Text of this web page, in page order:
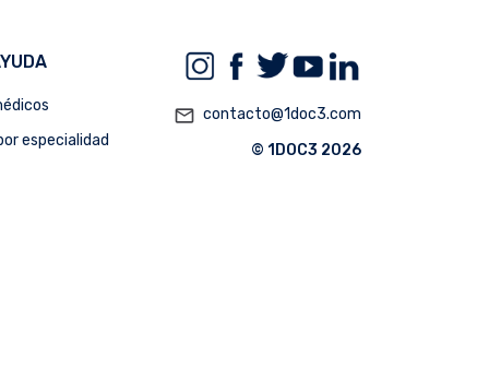
especialidad
mail_outline contacto@1doc3.com
© 1DOC3 2026